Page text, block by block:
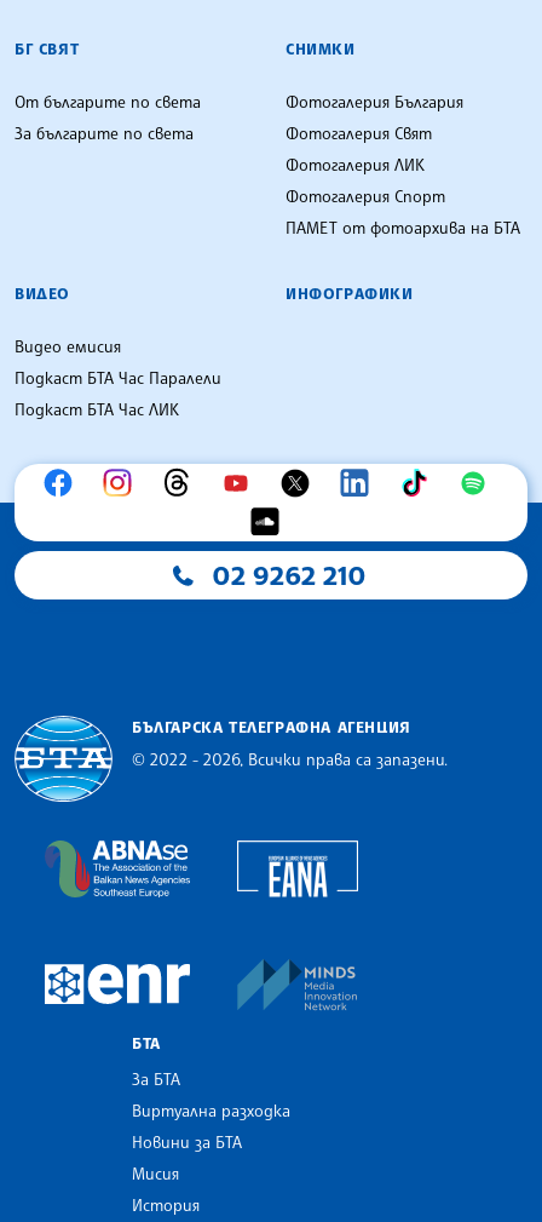
БГ СВЯТ
От българите по света
За българите по света
СНИМКИ
Фотогалерия България
Фотогалерия Свят
Фотогалерия ЛИК
Фотогалерия Спорт
ПАМЕТ от фотоархива на БТА
ВИДЕО
Видео емисия
Подкаст БТА Час Паралели
Подкаст БТА Час ЛИК
ИНФОГРАФИКИ
02 9262 210
БЪЛГАРСКА ТЕЛЕГРАФНА АГЕНЦИЯ
© 2022 - 2026, Всички права са запазени.
The Assocoation of the Balkan News Agencies
European Newsroom
БТА
За БТА
Виртуална разходка
Новини за БТА
Мисия
История